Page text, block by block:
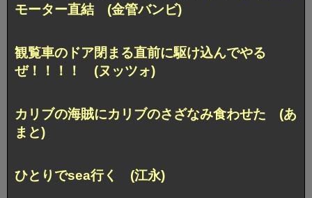
モーター直結 (金管バンビ)
観覧車のドア閉まる直前に駆け込んでやる
ぜ！！！！ (ヌッツォ)
カリブの海賊にカリブのさざなみ食わせた (あ
まと)
ひとりでsea行く (江永)